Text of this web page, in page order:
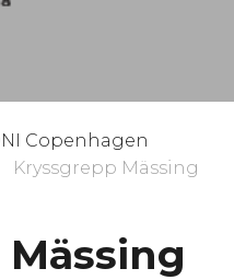
Copenhagen
Kryssgrepp Mässing